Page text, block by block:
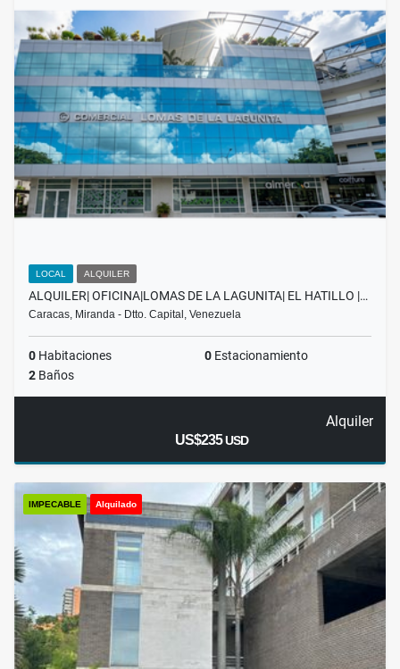
LOCAL ALQUILER
ALQUILER| OFICINA|LOMAS DE LA LAGUNITA| EL HATILLO |…
Caracas, Miranda - Dtto. Capital, Venezuela
0 Habitaciones 0 Estacionamiento
2 Baños
Alquiler
US$235USD
IMPECABLE Alquilado